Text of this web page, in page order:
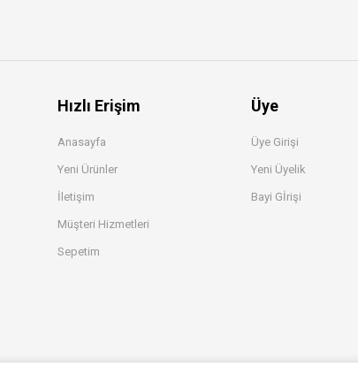
Hızlı Erişim
Anasayfa
Yeni Ürünler
İletişim
Müşteri Hizmetleri
Sepetim
Üye
Üye Girişi
Yeni Üyelik
Bayi Gİrişi